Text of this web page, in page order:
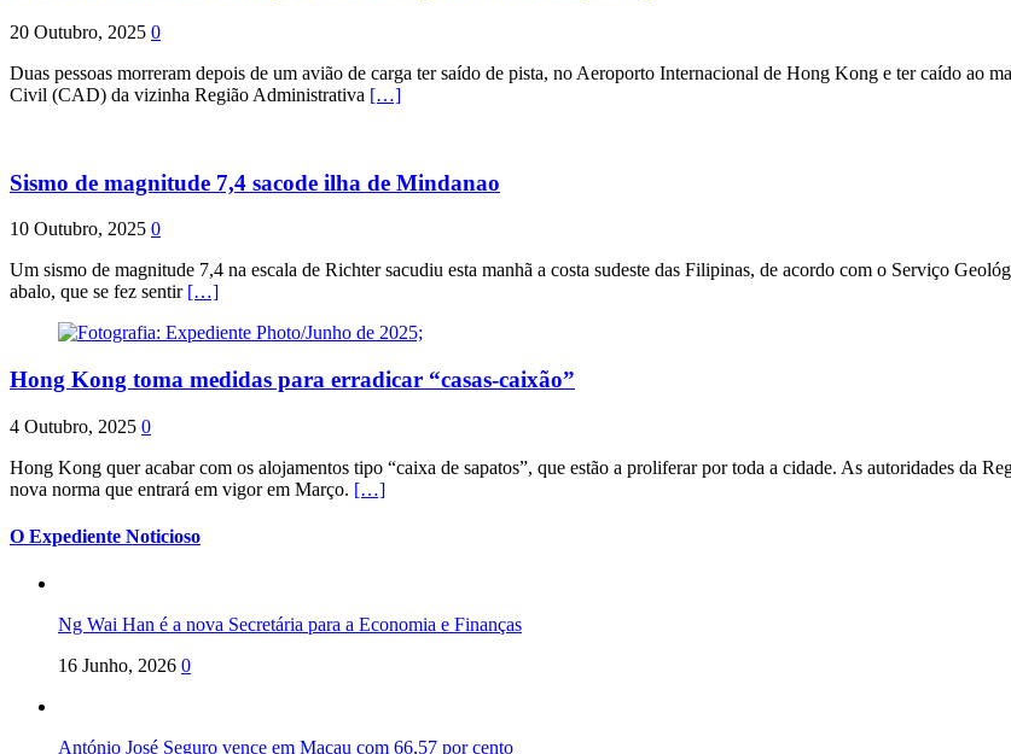
20 Outubro, 2025 0
Duas pessoas morreram depois de um avião de carga ter saído de pista, no Aeroporto Internacional de Hong Kong e ter caído ao
Civil (CAD) da vizinha Região Administrativa […]
Sismo de magnitude 7,4 sacode ilha de Mindanao
10 Outubro, 2025 0
Um sismo de magnitude 7,4 na escala de Richter sacudiu esta manhã a costa sudeste das Filipinas, de acordo com o Serviço
abalo, que se fez sentir […]
Hong Kong toma medidas para erradicar “casas-caixão”
4 Outubro, 2025 0
Hong Kong quer acabar com os alojamentos tipo “caixa de sapatos”, que estão a proliferar por toda a cidade. As autoridades da
nova norma que entrará em vigor em Março. […]
O Expediente Noticioso
Ng Wai Han é a nova Secretária para a Economia e Finanças
16 Junho, 2026 0
António José Seguro vence em Macau com 66,57 por cento